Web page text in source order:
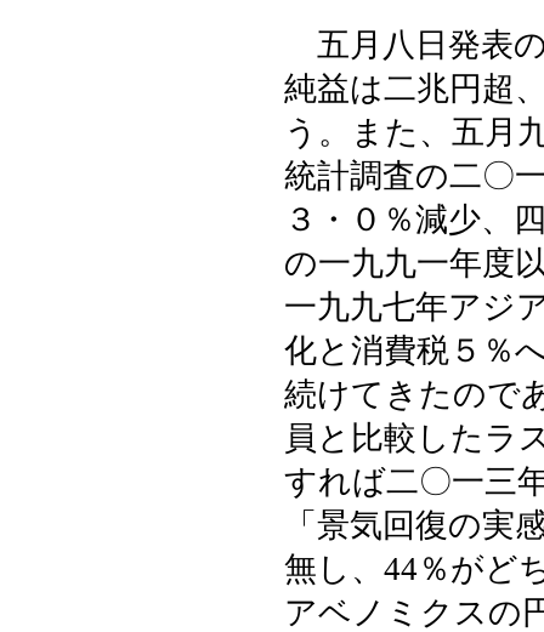
五月八日発表
純益は二兆円超
う。また、五月
統計調査の二〇
３・０％減少、
の一九九一年度
一九九七年アジ
化と消費税５％
続けてきたので
員と比較したラ
すれば二〇一三
「景気回復の実
無し、44％がど
アベノミクスの